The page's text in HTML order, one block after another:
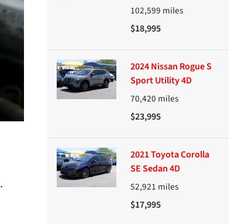
.
102,599 miles
$18,995
2024 Nissan Rogue S
Sport Utility 4D
70,420 miles
$23,995
2021 Toyota Corolla
SE Sedan 4D
52,921 miles
$17,995